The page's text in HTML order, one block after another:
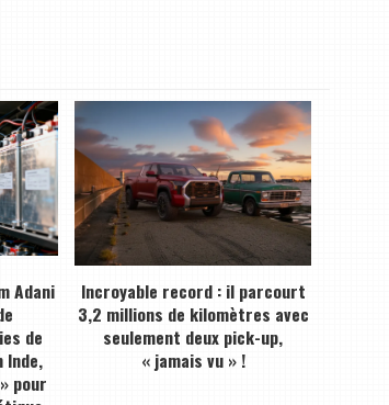
Adani
de
Inde,
pour
Incroyable record : il parcourt
3,2 millions de kilomètres avec
seulement deux pick-up,
« jamais vu » !